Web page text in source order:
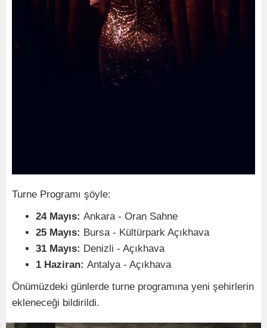
Turne Programı şöyle:
24 Mayıs: Ankara - Oran Sahne
25 Mayıs: Bursa - Kültürpark Açıkhava
31 Mayıs: Denizli - Açıkhava
1 Haziran: Antalya - Açıkhava
Önümüzdeki günlerde turne programına yeni şehirlerin
ekleneceği bildirildi.